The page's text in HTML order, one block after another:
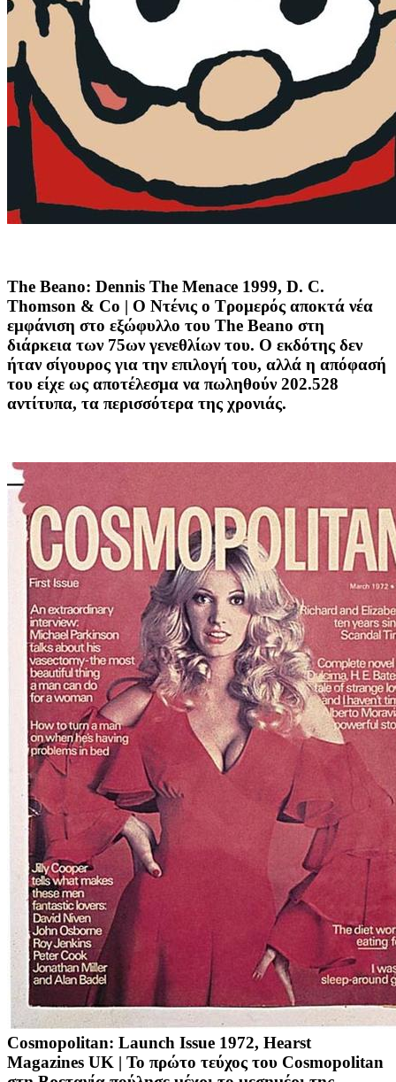
The Beano: Dennis The Menace 1999, D. C.
Thomson & Co | Ο Ντένις ο Τρομερός αποκτά νέα
εμφάνιση στο εξώφυλλο του The Beano στη
διάρκεια των 75ων γενεθλίων του. Ο εκδότης δεν
ήταν σίγουρος για την επιλογή του, αλλά η απόφασή
του είχε ως αποτέλεσμα να πωληθούν 202.528
αντίτυπα, τα περισσότερα της χρονιάς.
Cosmopolitan: Launch Issue 1972, Hearst
Magazines UK | Το πρώτο τεύχος του Cosmopolitan